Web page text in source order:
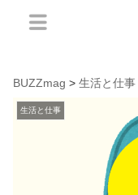
BUZZmag > 生活と仕事
生活と仕事